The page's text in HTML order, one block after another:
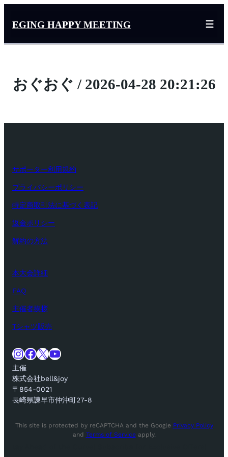
ス
EGING HAPPY MEETING
おぐおぐ / 2026-04-28 20:21:26
サポーター利用規約
プライバシーポリシー
特定商取引法に基づく表記
返金ポリシー
解約の方法
本大会詳細
FAQ
主催者挨拶
Tシャツ販売
InstagramFacebook X YouTube
主催
株式会社bell&joy
〒854-0021
長崎県諫早市仲沖町27-8
This site is protected by reCAPTCHA and the Google Privacy Policy
and Terms of Serviceapply.